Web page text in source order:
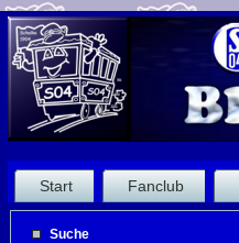
Start Fanclub
Suche